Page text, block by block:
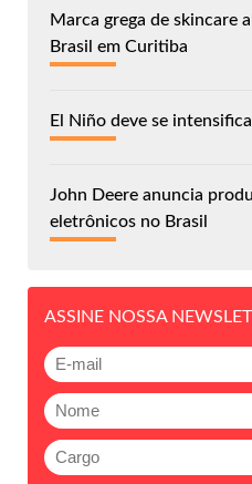
Marca grega de skincare
Brasil em Curitiba
El Niño deve se
John Deere anuncia
eletrônicos no Brasil
ASSINE NOSSA